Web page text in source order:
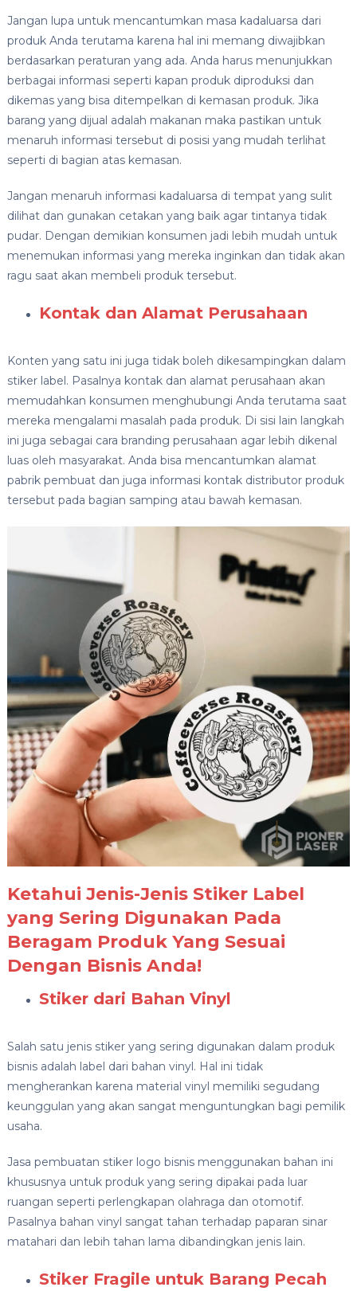
Jangan lupa untuk mencantumkan masa kadaluarsa dari
produk Anda terutama karena hal ini memang diwajibkan
berdasarkan peraturan yang ada. Anda harus menunjukkan
berbagai informasi seperti kapan produk diproduksi dan
dikemas yang bisa ditempelkan di kemasan produk. Jika
barang yang dijual adalah makanan maka pastikan untuk
menaruh informasi tersebut di posisi yang mudah terlihat
seperti di bagian atas kemasan.
Jangan menaruh informasi kadaluarsa di tempat yang sulit
dilihat dan gunakan cetakan yang baik agar tintanya tidak
pudar. Dengan demikian konsumen jadi lebih mudah untuk
menemukan informasi yang mereka inginkan dan tidak akan
ragu saat akan membeli produk tersebut.
Kontak dan Alamat Perusahaan
Konten yang satu ini juga tidak boleh dikesampingkan dalam
stiker label. Pasalnya kontak dan alamat perusahaan akan
memudahkan konsumen menghubungi Anda terutama saat
mereka mengalami masalah pada produk. Di sisi lain langkah
ini juga sebagai cara branding perusahaan agar lebih dikenal
luas oleh masyarakat. Anda bisa mencantumkan alamat
pabrik pembuat dan juga informasi kontak distributor produk
tersebut pada bagian samping atau bawah kemasan.
Ketahui Jenis-Jenis Stiker Label
yang Sering Digunakan Pada
Beragam Produk Yang Sesuai
Dengan Bisnis Anda!
Stiker dari Bahan Vinyl
Salah satu jenis stiker yang sering digunakan dalam produk
bisnis adalah label dari bahan vinyl. Hal ini tidak
mengherankan karena material vinyl memiliki segudang
keunggulan yang akan sangat menguntungkan bagi pemilik
usaha.
Jasa pembuatan stiker logo bisnis menggunakan bahan ini
khususnya untuk produk yang sering dipakai pada luar
ruangan seperti perlengkapan olahraga dan otomotif.
Pasalnya bahan vinyl sangat tahan terhadap paparan sinar
matahari dan lebih tahan lama dibandingkan jenis lain.
Stiker Fragile untuk Barang Pecah